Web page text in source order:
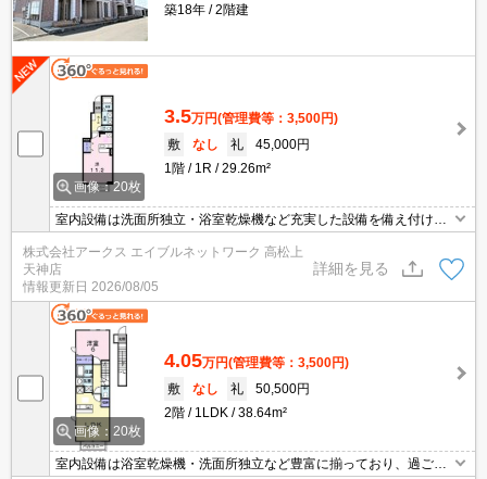
築18年
2階建
画像：20枚
3.5万円(管理費等：3,500円)
敷
なし 礼
45,000円
1階
1R 29.26m²
室内設備は洗面所独立・浴室乾燥機など充実した設備を備え付けて
います。顔が見える安心のTVインターホン付きです。パーキングス
ペース利用料金4400円。BS対応のアパートなので、工事費が掛か
ることもありません。新しい生活のスタートにおすすめなのが、こ
ちらのアパートです。
株式会社アークス エイブルネットワーク 高松上
天神店
情報更新日 2026/08/05
詳細を見る
画像：20枚
4.05万円(管理費等：3,500円)
敷
なし 礼
50,500円
2階
1LDK 38.64m²
室内設備は浴室乾燥機・洗面所独立など豊富に揃っており、過ごし